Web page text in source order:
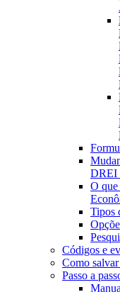
DREI
O
Tipos
Códigos e
Como
Passo a